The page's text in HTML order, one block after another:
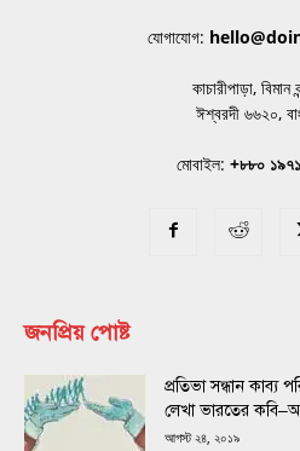
যোগাযোগ:
কাচারীপাড়া,
ঈশ্বরদী ৬৬২০,
মোবাইল: +৮৮০
জনপ্রিয় পোষ্ট
প্রতিভা সন্ধান কাব্য
লেখা ভারতের
আগস্ট ২৪, ২০১৯